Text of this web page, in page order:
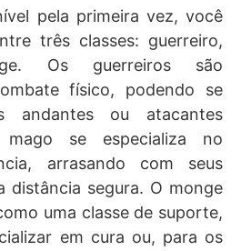
pela primeira vez, você
três classes: guerreiro,
Os guerreiros são
físico, podendo se
andantes ou atacantes
se especializa no
arrasando com seus
distância segura. O monge
uma classe de suporte,
em cura ou, para os